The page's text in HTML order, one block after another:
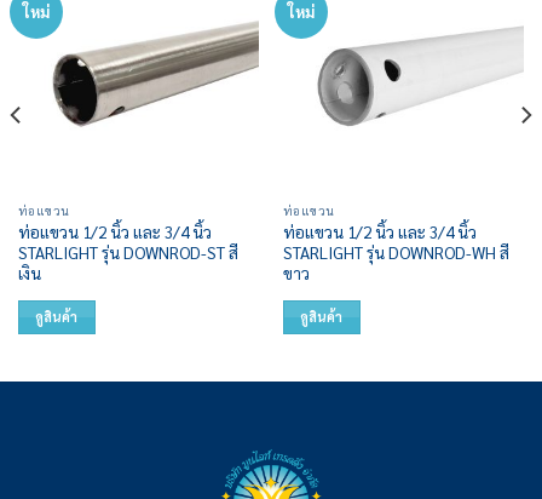
ใหม่
wishlist
ท่อแขวน
ท่อแขวน 1/2 นิ้ว และ 3/4 นิ้ว
STARLIGHT รุ่น DOWNROD-ST สี
เงิน
ดูสินค้า
ใหม่
wishlist
ท่อแขวน
ท่อแขวน 1/2 นิ้ว และ 3/4 นิ้ว
STARLIGHT รุ่น DOWNROD-WH สี
ขาว
ดูสินค้า